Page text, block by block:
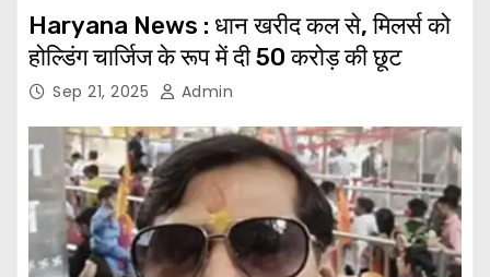
Haryana News : धान खरीद कल से, मिलर्स को
होल्डिंग चार्जिज के रूप में दी 50 करोड़ की छूट
Sep 21, 2025 Admin